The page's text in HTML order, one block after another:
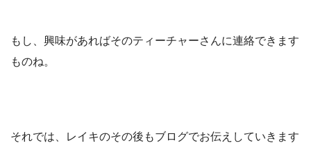
もし、興味があればそのティーチャーさんに連絡できます
ものね。
それでは、レイキのその後もブログでお伝えしていきます